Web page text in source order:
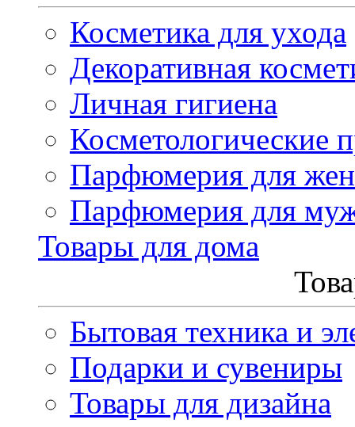
Косметика для ухода
Декоративная
Личная гигиена
Косметологические
Парфюмерия для
Парфюмерия для
Товары для дома
Бытовая техника и
Подарки и сувениры
Товары для дизайна